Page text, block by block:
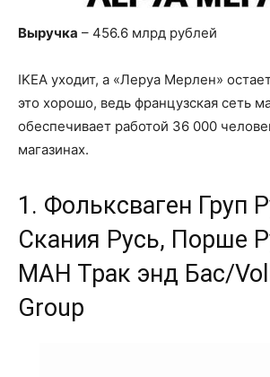
Выручка – 456.6 млрд рублей
IKEA уходит, а «Леруа Мерлен»
это хорошо, ведь французская сеть
обеспечивает работой 36 000
магазинах.
1. Фольксваген Груп
Скания Русь, Порше
МАН Трак энд Бас/
Group